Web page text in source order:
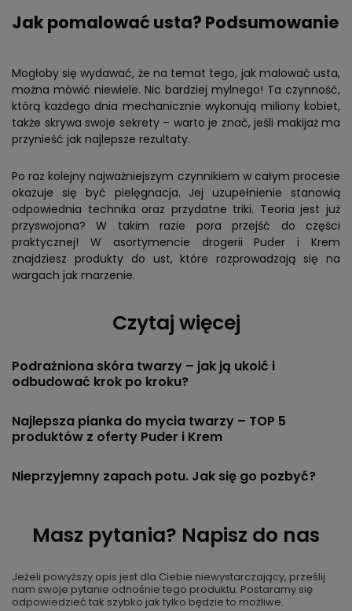
Jak pomalować usta? Podsumowanie
Mogłoby się wydawać, że na temat tego, jak malować usta,
można mówić niewiele. Nic bardziej mylnego! Ta czynność,
którą każdego dnia mechanicznie wykonują miliony kobiet,
także skrywa swoje sekrety – warto je znać, jeśli makijaż ma
przynieść jak najlepsze rezultaty.
Po raz kolejny najważniejszym czynnikiem w całym procesie
okazuje się być pielęgnacja. Jej uzupełnienie stanowią
odpowiednia technika oraz przydatne triki. Teoria jest już
przyswojona? W takim razie pora przejść do części
praktycznej! W asortymencie drogerii Puder i Krem
znajdziesz produkty do ust, które rozprowadzają się na
wargach jak marzenie.
Czytaj więcej
Podrażniona skóra twarzy – jak ją ukoić i
odbudować krok po kroku?
Najlepsza pianka do mycia twarzy – TOP 5
produktów z oferty Puder i Krem
Nieprzyjemny zapach potu. Jak się go pozbyć?
Masz pytania? Napisz do nas
Jeżeli powyższy opis jest dla Ciebie niewystarczający, prześlij
nam swoje pytanie odnośnie tego produktu. Postaramy się
odpowiedzieć tak szybko jak tylko będzie to możliwe.